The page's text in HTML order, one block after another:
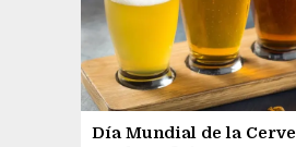
Día Mundial de la